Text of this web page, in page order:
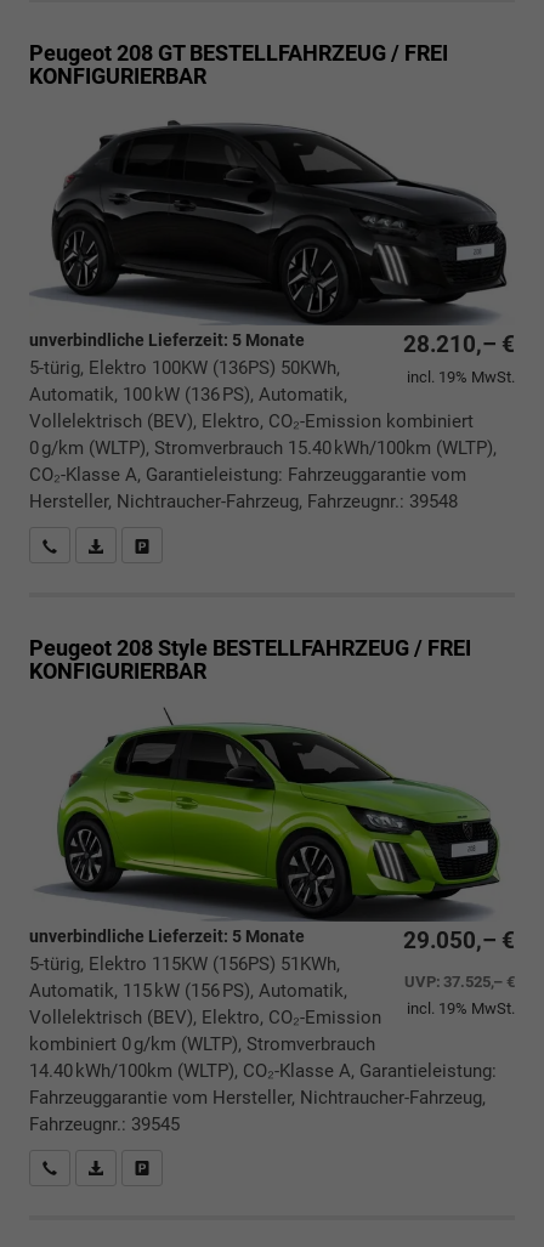
Peugeot 208 GT BESTELLFAHRZEUG / FREI
KONFIGURIERBAR
28.210,– €
incl. 19% MwSt.
unverbindliche Lieferzeit: 5 Monate
5-türig, Elektro 100KW (136PS) 50KWh,
Automatik, 100 kW (136 PS), Automatik,
Vollelektrisch (BEV), Elektro, CO₂-Emission kombiniert
0 g/km (WLTP), Stromverbrauch 15.40 kWh/100km (WLTP),
CO₂-Klasse A, Garantieleistung: Fahrzeuggarantie vom
Hersteller, Nichtraucher-Fahrzeug, Fahrzeugnr.: 39548
Rückrufbitte absenden
PDF-Datei, Fahrzeugexposé drucken
Peugeot 208Style BESTELLFAHRZEUG / FREI
KONFIGURIERBAR
29.050,– €
UVP: 37.525,– €
incl. 19% MwSt.
unverbindliche Lieferzeit: 5 Monate
5-türig, Elektro 115KW (156PS) 51KWh,
Automatik, 115 kW (156 PS), Automatik,
Vollelektrisch (BEV), Elektro, CO₂-Emission
kombiniert 0 g/km (WLTP), Stromverbrauch
14.40 kWh/100km (WLTP), CO₂-Klasse A, Garantieleistung:
Fahrzeuggarantie vom Hersteller, Nichtraucher-Fahrzeug,
Fahrzeugnr.: 39545
Rückrufbitte absenden
PDF-Datei, Fahrzeugexposé drucken